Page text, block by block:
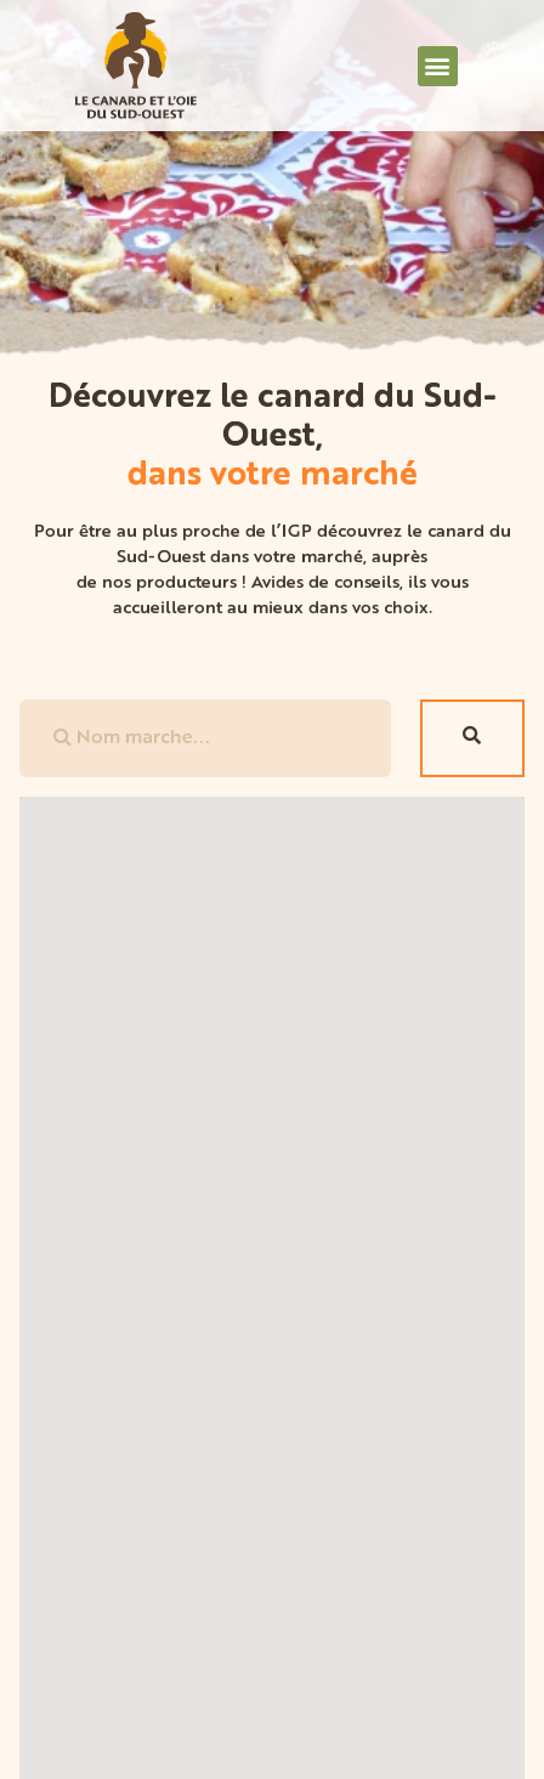
Découvrez le canard du Sud-
Ouest,
dans votre marché
Pour être au plus proche de l’IGP découvrez le canard du
Sud-Ouest dans votre marché, auprès
de nos producteurs ! Avides de conseils, ils vous
accueilleront au mieux dans vos choix.